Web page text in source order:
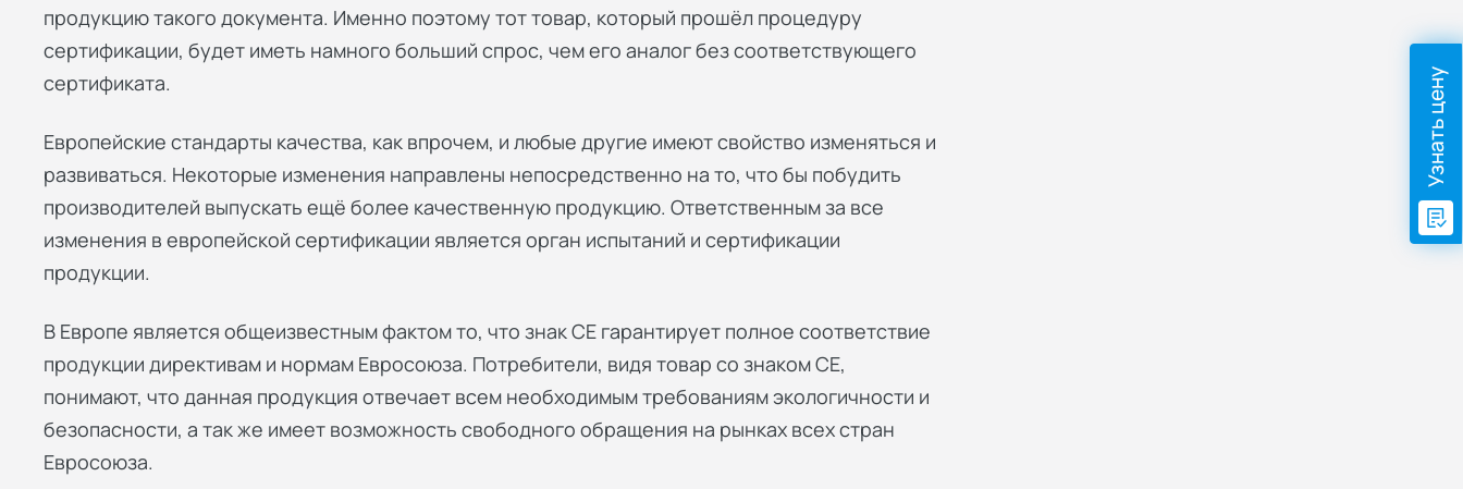
продукцию такого документа. Именно поэтому тот товар, который прошёл процедуру
сертификации, будет иметь намного больший спрос, чем его аналог без соответствующего
сертификата.
Европейские стандарты качества, как впрочем, и любые другие имеют свойство изменяться и
развиваться. Некоторые изменения направлены непосредственно на то, что бы побудить
производителей выпускать ещё более качественную продукцию. Ответственным за все
изменения в европейской сертификации является орган испытаний и сертификации
продукции.
В Европе является общеизвестным фактом то, что знак СЕ гарантирует полное соответствие
продукции директивам и нормам Евросоюза. Потребители, видя товар со знаком СЕ,
понимают, что данная продукция отвечает всем необходимым требованиям экологичности и
безопасности, а так же имеет возможность свободного обращения на рынках всех стран
Евросоюза.
Узнать цену